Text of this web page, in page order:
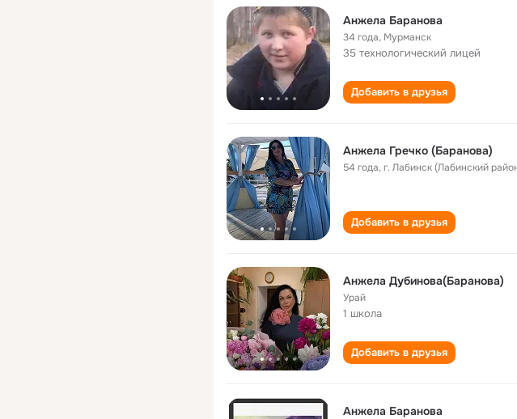
Анжела Баранова
34 года, Мурманск
35 технологический лицей
Добавить в друзья
Анжела Гречко (Баранова)
54 года,г. Лабинск (Лабинский
Добавить в друзья
Анжела Дубинова(Баранова)
Урай
1 школа
Добавить в друзья
Анжела Бaрaновa